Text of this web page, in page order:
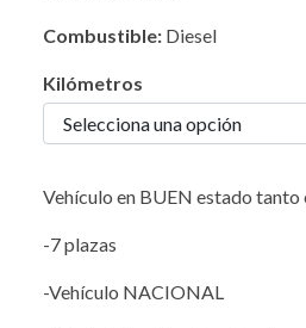
Combustible: Diesel
Kilómetros
Vehículo en BUEN estado
-7 plazas
-Vehículo NACIONAL